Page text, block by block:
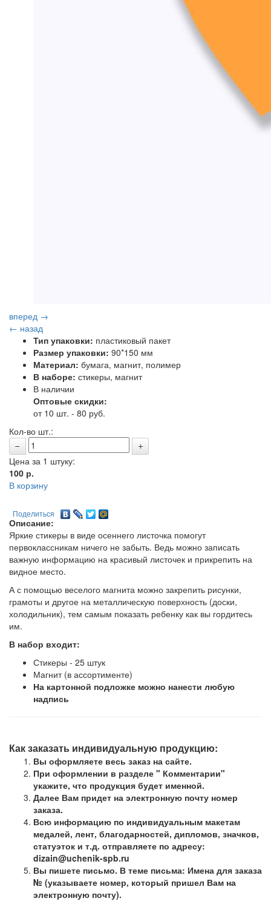
вперед →
← назад
Тип упаковки: пластиковый пакет
Размер упаковки: 90*150 мм
Материал: бумага, магнит, полимер
В наборе: стикеры, магнит
В наличии
Оптовые скидки:
от 10 шт. - 80 руб.
Кол-во шт.:
Цена за 1 штуку:
100 р.
В корзину
Поделиться
Описание:
Яркие стикеры в виде осеннего листочка помогут
первоклассникам ничего не забыть. Ведь можно записать
важную информацию на красивый листочек и прикрепить на
видное место.
А с помощью веселого магнита можно закрепить рисунки,
грамоты и другое на металлическую поверхность (доски,
холодильник), тем самым показать ребенку как вы гордитесь
им.
В набор входит:
Стикеры - 25 штук
Магнит (в ассортименте)
На картонной подложке можно нанести любую
надпись
Как заказать индивидуальную продукцию:
Вы оформляете весь заказ на сайте.
При оформлении в разделе " Комментарии"
укажите, что продукция будет именной.
Далее Вам придет на электронную почту номер
заказа.
Всю информацию по индивидуальным макетам
медалей, лент, благодарностей, дипломов, значков,
статуэток и т.д. отправляете по адресу:
dizain@uchenik-spb.ru
Вы пишете письмо. В теме письма: Имена для заказа
№ (указываете номер, который пришел Вам на
электронную почту).